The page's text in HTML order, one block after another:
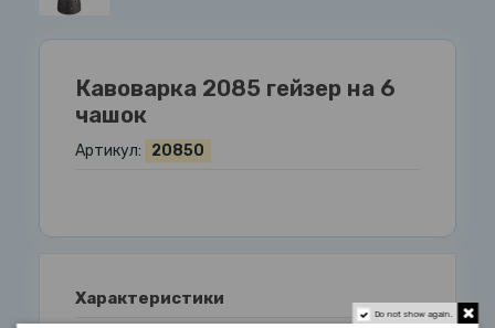
Кавоварка 2085 гейзер на 6
чашок
Артикул: 20850
Характеристики
Do not show again.